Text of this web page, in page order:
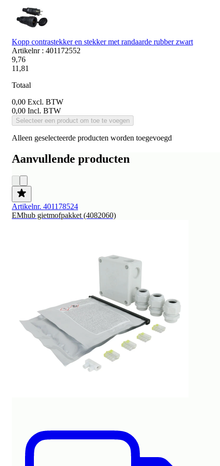
Kopp contrastekker en stekker met randaarde rubber zwart
Artikelnr : 401172552
9,76
11,81
Totaal
0,00 Excl. BTW
0,00 Incl. BTW
Selecteer een product om toe te voegen
Alleen geselecteerde producten worden toegevoegd
Aanvullende producten
Artikelnr. 401178524
EMhub gietmofpakket (4082060)